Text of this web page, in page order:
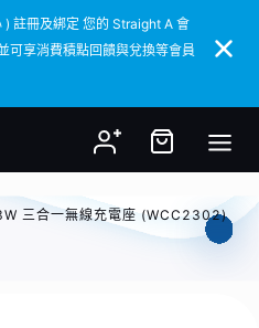
註冊及綁定 您的 Straight A 會
可享消費積點回饋與兌換等會員
註冊及綁定 您的 Straight A 會
可享消費積點回饋與兌換等會員
三合一無線充電座 (WCC2302)